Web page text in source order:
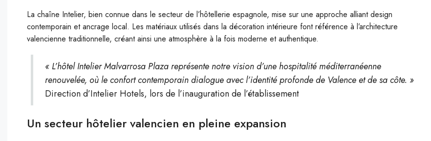
La chaîne Intelier, bien connue dans le secteur de l’hôtellerie espagnole, mise sur une approche alliant design
contemporain et ancrage local. Les matériaux utilisés dans la décoration intérieure font référence à l’architecture
valencienne traditionnelle, créant ainsi une atmosphère à la fois moderne et authentique.
« L’hôtel Intelier Malvarrosa Plaza représente notre vision d’une hospitalité méditerranéenne
renouvelée, où le confort contemporain dialogue avec l’identité profonde de Valence et de sa côte. »
Direction d’Intelier Hotels, lors de l’inauguration de l’établissement
Un secteur hôtelier valencien en pleine expansion